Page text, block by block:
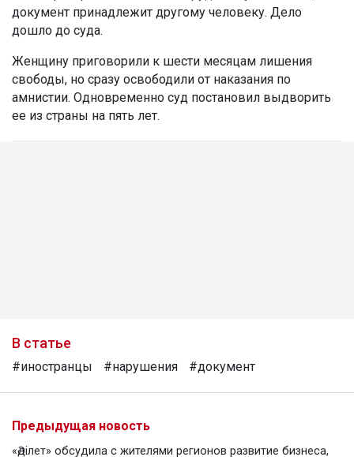
документ принадлежит другому человеку. Дело
дошло до суда.
Женщину приговорили к шести месяцам лишения
свободы, но сразу освободили от наказания по
амнистии. Одновременно суд постановил выдворить
ее из страны на пять лет.
В статье
#иностранцы #нарушения #документ
Предыдущая новость
«Әділет» обсудила с жителями регионов развитие бизнеса,